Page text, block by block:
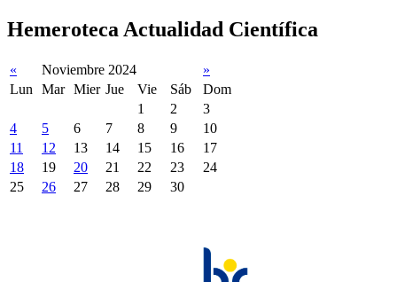
Hemeroteca Actualidad Científica
« Noviembre 2024
»
Lun
Mar Mier Jue Vie Sáb
Dom
1
2
3
4
5 6 7 8 9
10
11
12 13 14 15 16
17
18
19 20 21 22 23
24
25
26 27 28 29 30